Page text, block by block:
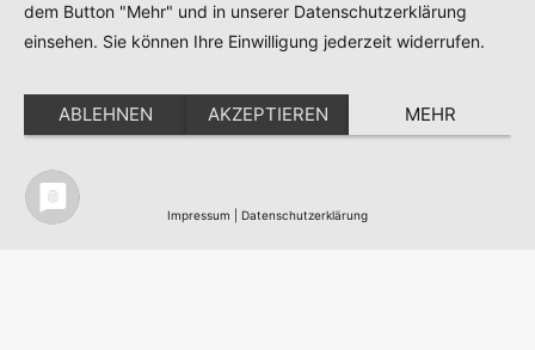
dem Button "Mehr" und in unserer Datenschutzerklärung
einsehen. Sie können Ihre Einwilligung jederzeit widerrufen.
ABLEHNEN AKZEPTIEREN MEHR
Impressum Datenschutzerklärung